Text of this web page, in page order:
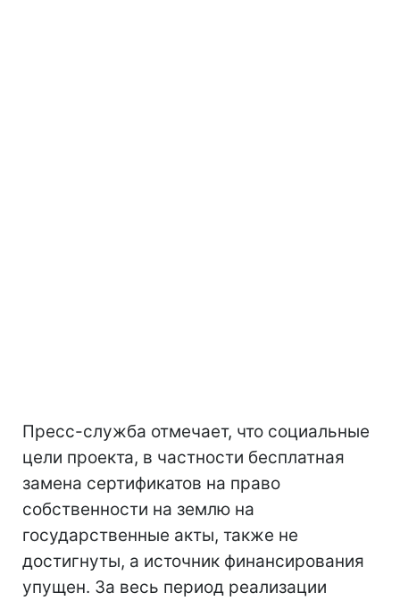
Пресс-служба отмечает, что социальные
цели проекта, в частности бесплатная
замена сертификатов на право
собственности на землю на
государственные акты, также не
достигнуты, а источник финансирования
упущен. За весь период реализации